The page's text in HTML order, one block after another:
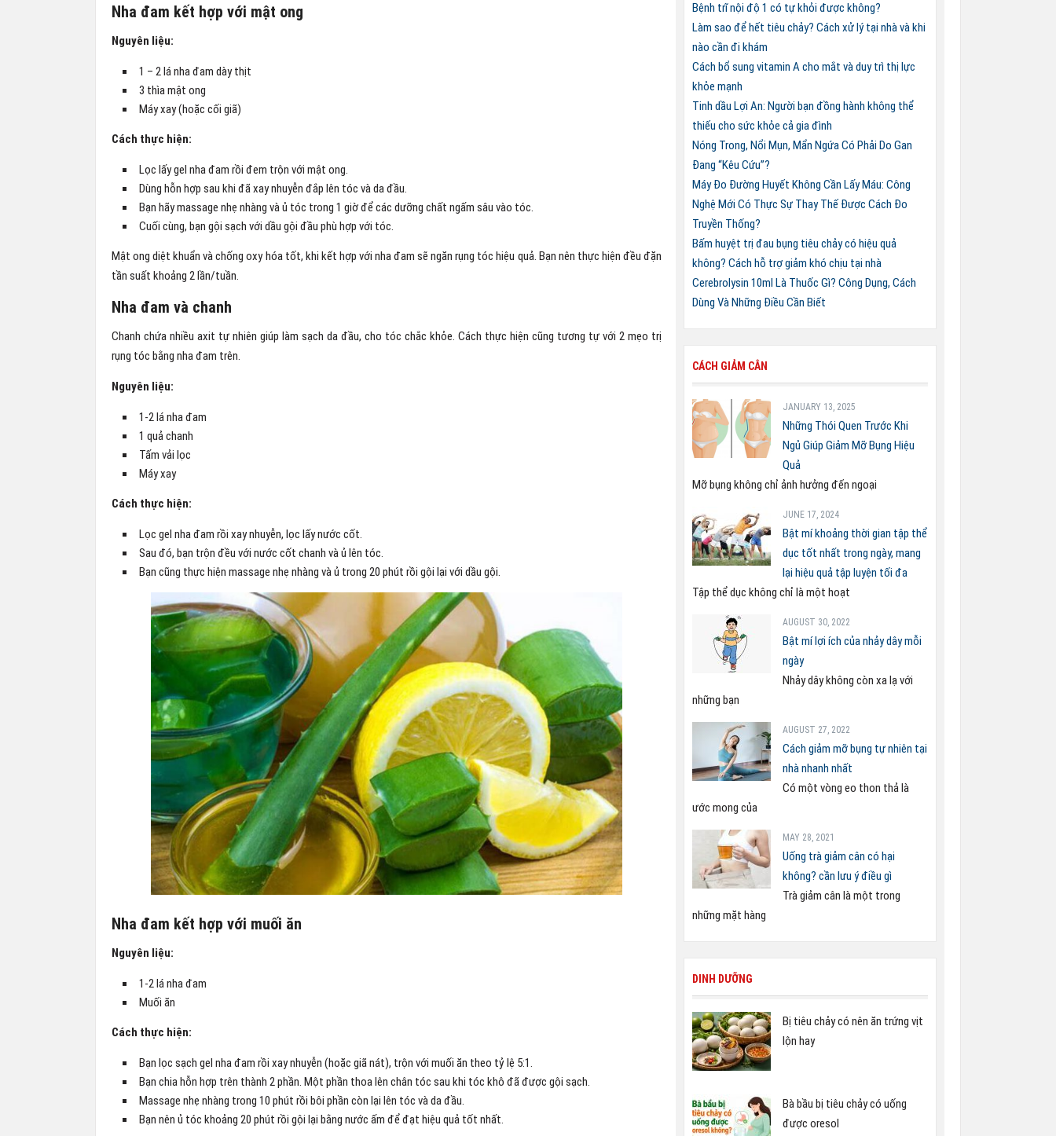
Nha đam kết hợp với mật ong
Nguyên liệu:
1 – 2 lá nha đam dày thịt
3 thìa mật ong
Máy xay (hoặc cối giã)
Cách thực hiện:
Lọc lấy gel nha đam rồi đem trộn với mật ong.
Dùng hỗn hợp sau khi đã xay nhuyễn đắp lên tóc và da đầu.
Bạn hãy massage nhẹ nhàng và ủ tóc trong 1 giờ để các dưỡng chất ngấm sâu vào tóc.
Cuối cùng, bạn gội sạch với dầu gội đầu phù hợp với tóc.
Mật ong diệt khuẩn và chống oxy hóa tốt, khi kết hợp với nha đam sẽ ngăn rụng tóc hiệu quả. Bạn nên thực hiện đều đặn
tần suất khoảng 2 lần/tuần.
Nha đam và chanh
Chanh chứa nhiều axit tự nhiên giúp làm sạch da đầu, cho tóc chắc khỏe. Cách thực hiện cũng tương tự với 2 mẹo trị
rụng tóc bằng nha đam trên.
Nguyên liệu:
1-2 lá nha đam
1 quả chanh
Tấm vải lọc
Máy xay
Cách thực hiện:
Lọc gel nha đam rồi xay nhuyễn, lọc lấy nước cốt.
Sau đó, bạn trộn đều với nước cốt chanh và ủ lên tóc.
Bạn cũng thực hiện massage nhẹ nhàng và ủ trong 20 phút rồi gội lại với dầu gội.
Nha đam kết hợp với muối ăn
Nguyên liệu:
1-2 lá nha đam
Muối ăn
Cách thực hiện:
Bạn lọc sạch gel nha đam rồi xay nhuyễn (hoặc giã nát), trộn với muối ăn theo tỷ lệ 5:1.
Bạn chia hỗn hợp trên thành 2 phần. Một phần thoa lên chân tóc sau khi tóc khô đã được gội sạch.
Massage nhẹ nhàng trong 10 phút rồi bôi phần còn lại lên tóc và da đầu.
Bạn nên ủ tóc khoảng 20 phút rồi gội lại bằng nước ấm để đạt hiệu quả tốt nhất.
Bệnh trĩ nội độ 1 có tự khỏi được không?
Làm sao để hết tiêu chảy? Cách xử lý tại nhà và khi
nào cần đi khám
Cách bổ sung vitamin A cho mắt và duy trì thị lực
khỏe mạnh
Tinh dầu Lợi An: Người bạn đồng hành không thể
thiếu cho sức khỏe cả gia đình
Nóng Trong, Nổi Mụn, Mẩn Ngứa Có Phải Do Gan
Đang “Kêu Cứu”?
Máy Đo Đường Huyết Không Cần Lấy Máu: Công
Nghệ Mới Có Thực Sự Thay Thế Được Cách Đo
Truyền Thống?
Bấm huyệt trị đau bụng tiêu chảy có hiệu quả
không? Cách hỗ trợ giảm khó chịu tại nhà
Cerebrolysin 10ml Là Thuốc Gì? Công Dụng, Cách
Dùng Và Những Điều Cần Biết
CÁCH GIẢM CÂN
JANUARY 13, 2025
Những Thói Quen Trước Khi
Ngủ Giúp Giảm Mỡ Bụng Hiệu
Quả
Mỡ bụng không chỉ ảnh hưởng đến ngoại
JUNE 17, 2024
Bật mí khoảng thời gian tập thể
dục tốt nhất trong ngày, mang
lại hiệu quả tập luyện tối đa
Tập thể dục không chỉ là một hoạt
AUGUST 30, 2022
Bật mí lợi ích của nhảy dây mỗi
ngày
Nhảy dây không còn xa lạ với
những bạn
AUGUST 27, 2022
Cách giảm mỡ bụng tự nhiên tại
nhà nhanh nhất
Có một vòng eo thon thả là
ước mong của
MAY 28, 2021
Uống trà giảm cân có hại
không? cần lưu ý điều gì
Trà giảm cân là một trong
những mặt hàng
DINH DƯỠNG
Bị tiêu chảy có nên ăn trứng vịt
lộn hay
Bà bầu bị tiêu chảy có uống
được oresol